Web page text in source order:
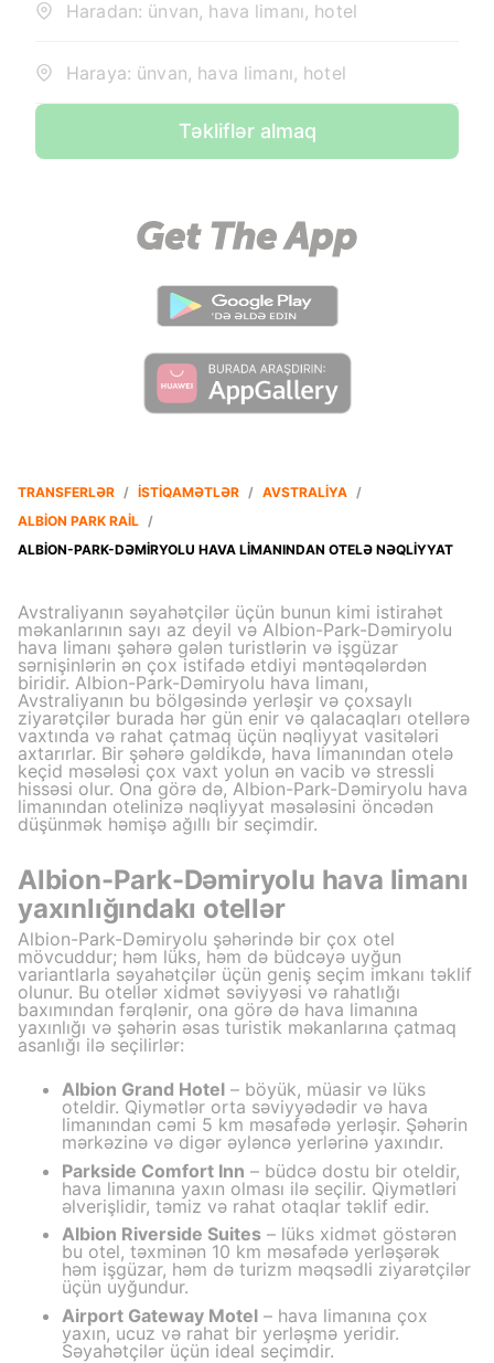
Haradan: ünvan, hava limanı, hotel
Haraya: ünvan, hava limanı, hotel
Təkliflər almaq
TRANSFERLƏR / İSTIQAMƏTLƏR / AVSTRALIYA /
ALBION PARK RAIL /
ALBION-PARK-DƏMIRYOLU HAVA LIMANINDAN OTELƏ NƏQLIYYAT
Avstraliyanın səyahətçilər üçün bunun kimi istirahət
məkanlarının sayı az deyil və Albion-Park-Dəmiryolu
hava limanı şəhərə gələn turistlərin və işgüzar
sərnişinlərin ən çox istifadə etdiyi məntəqələrdən
biridir. Albion-Park-Dəmiryolu hava limanı,
Avstraliyanın bu bölgəsində yerləşir və çoxsaylı
ziyarətçilər burada hər gün enir və qalacaqları otellərə
vaxtında və rahat çatmaq üçün nəqliyyat vasitələri
axtarırlar. Bir şəhərə gəldikdə, hava limanından otelə
keçid məsələsi çox vaxt yolun ən vacib və stressli
hissəsi olur. Ona görə də, Albion-Park-Dəmiryolu hava
limanından otelinizə nəqliyyat məsələsini öncədən
düşünmək həmişə ağıllı bir seçimdir.
Albion-Park-Dəmiryolu hava limanı
yaxınlığındakı otellər
Albion-Park-Dəmiryolu şəhərində bir çox otel
mövcuddur; həm lüks, həm də büdcəyə uyğun
variantlarla səyahətçilər üçün geniş seçim imkanı təklif
olunur. Bu otellər xidmət səviyyəsi və rahatlığı
baxımından fərqlənir, ona görə də hava limanına
yaxınlığı və şəhərin əsas turistik məkanlarına çatmaq
asanlığı ilə seçilirlər:
Albion Grand Hotel – böyük, müasir və lüks
oteldir. Qiymətlər orta səviyyədədir və hava
limanından cəmi 5 km məsafədə yerləşir. Şəhərin
mərkəzinə və digər əyləncə yerlərinə yaxındır.
Parkside Comfort Inn – büdcə dostu bir oteldir,
hava limanına yaxın olması ilə seçilir. Qiymətləri
əlverişlidir, təmiz və rahat otaqlar təklif edir.
Albion Riverside Suites – lüks xidmət göstərən
bu otel, təxminən 10 km məsafədə yerləşərək
həm işgüzar, həm də turizm məqsədli ziyarətçilər
üçün uyğundur.
Airport Gateway Motel – hava limanına çox
yaxın, ucuz və rahat bir yerləşmə yeridir.
Səyahətçilər üçün ideal seçimdir.